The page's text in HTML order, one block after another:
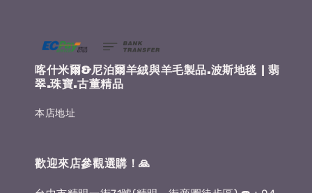
喀什米爾&尼泊爾羊絨與羊毛製品.波斯地毯 | 翡
翠.珠寶.古董精品
本店地址
歡迎來店參觀選購！🙏